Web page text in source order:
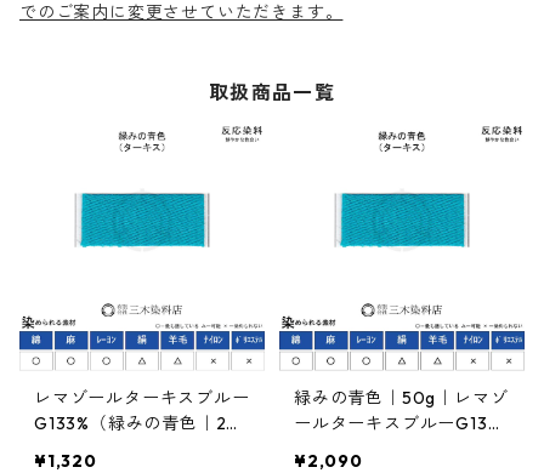
でのご案内に変更させていただきます。
取扱商品一覧
レマゾールターキスブルー
G133%（緑みの青色｜20
¥1,320
緑みの青色｜50g｜レマゾ
ールターキスブルーG13
¥2,090